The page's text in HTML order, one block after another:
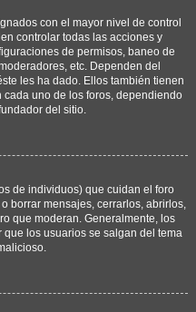
con el mayor nivel de control
controlar todas las acciones y
de permisos, baneo de
etc. Dependen del
les ha dado. Ellos también tienen
uno de los foros, dependiendo
del sitio.
de individuos) que cuidan el foro
borrar mensajes, cerrarlos, abrirlos,
que moderan. Generalmente, los
los usuarios se salgan del tema